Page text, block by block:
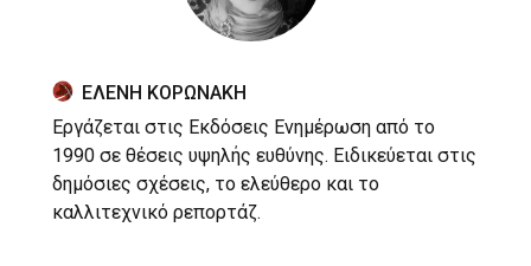
ΕΛΕΝΗ ΚΟΡΩΝΑΚΗ
Εργάζεται στις Εκδόσεις Ενημέρωση από το
1990 σε θέσεις υψηλής ευθύνης. Ειδικεύεται στις
δημόσιες σχέσεις, το ελεύθερο και το
καλλιτεχνικό ρεπορτάζ.